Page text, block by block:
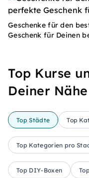
Geschenke für den
Geschenk für Deinen
Top Kurse
Deiner Nähe
Top Städte Top
Top Kategorien pro
Top DIY-Boxen